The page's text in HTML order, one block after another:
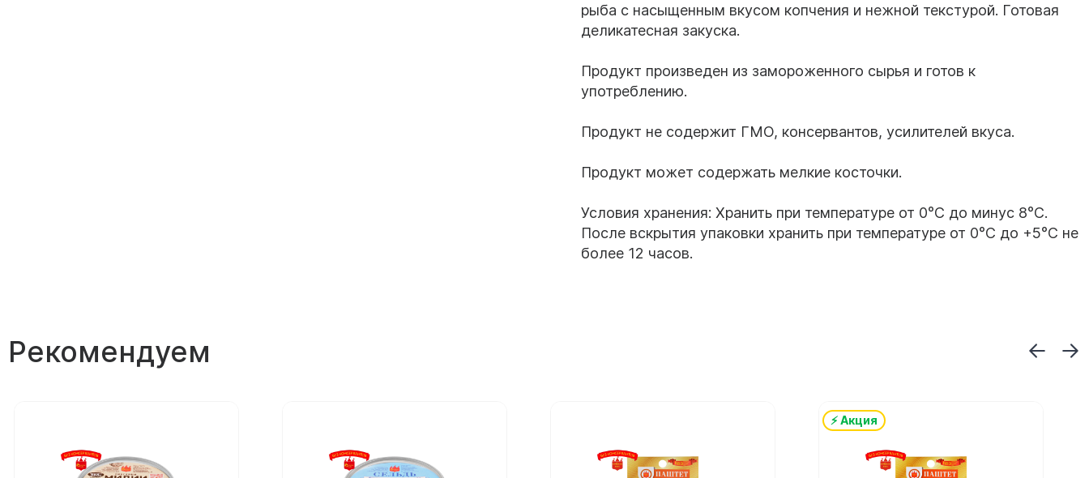
рыба с насыщенным вкусом копчения и нежной текстурой. Готовая
деликатесная закуска.
Продукт произведен из замороженного сырья и готов к
употреблению.
Продукт не содержит ГМО, консервантов, усилителей вкуса.
Продукт может содержать мелкие косточки.
Условия хранения: Хранить при температуре от 0°С до минус 8°С.
После вскрытия упаковки хранить при температуре от 0°С до +5°С не
более 12 часов.
Рекомендуем
⚡ Акция